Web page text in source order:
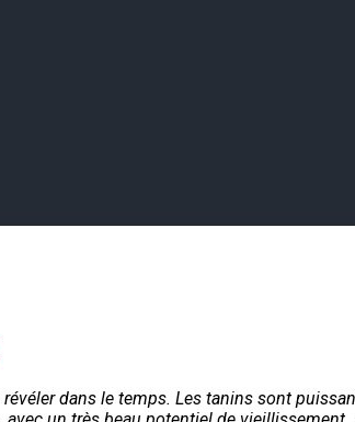
dans le temps. Les tanins sont